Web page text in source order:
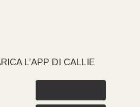
L’APP DI CALLIE